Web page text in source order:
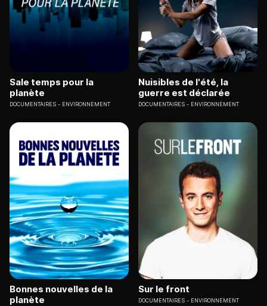
Sale temps pour la
planète
DOCUMENTAIRES ENVIRONNEMENT
Nuisibles de l'été, la
guerre est déclarée
DOCUMENTAIRES ENVIRONNEMENT
Bonnes nouvelles de la
planète
Sur le front
DOCUMENTAIRES ENVIRONNEMENT